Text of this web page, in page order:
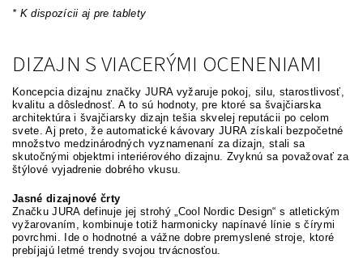
* K dispozícii aj pre tablety
DIZAJN S VIACERÝMI OCENENIAMI
Koncepcia dizajnu značky JURA vyžaruje pokoj, silu, starostlivosť,
kvalitu a dôslednosť. A to sú hodnoty, pre ktoré sa švajčiarska
architektúra i švajčiarsky dizajn tešia skvelej reputácii po celom
svete. Aj preto, že automatické kávovary JURA získali bezpočetné
množstvo medzinárodných vyznamenaní za dizajn, stali sa
skutočnými objektmi interiérového dizajnu. Zvyknú sa považovať za
štýlové vyjadrenie dobrého vkusu.
Jasné dizajnové črty
Značku JURA definuje jej strohý „Cool Nordic Design“ s atletickým
vyžarovaním, kombinuje totiž harmonicky napínavé línie s čírymi
povrchmi. Ide o hodnotné a vážne dobre premyslené stroje, ktoré
prebíjajú letmé trendy svojou trvácnosťou.